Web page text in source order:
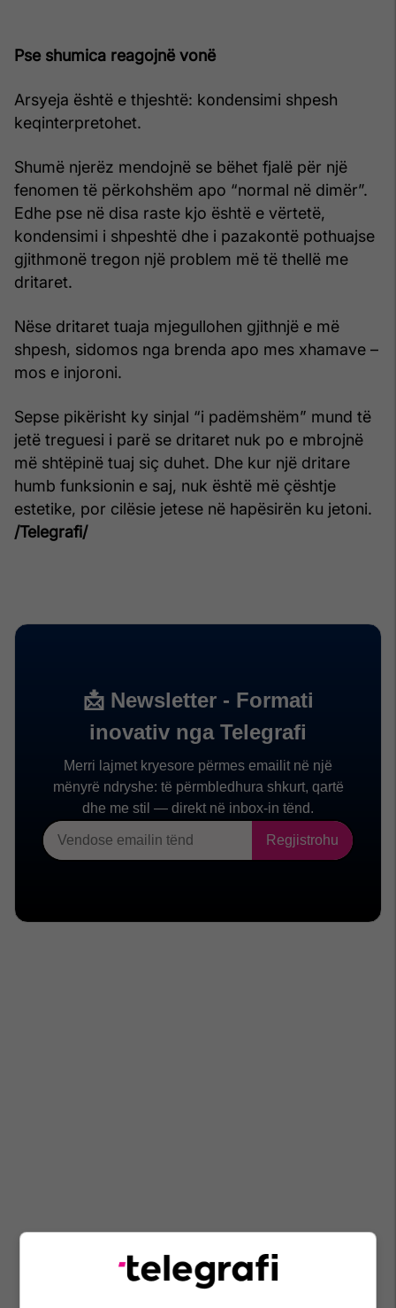
Pse shumica reagojnë vonë
Arsyeja është e thjeshtë: kondensimi shpesh
keqinterpretohet.
Shumë njerëz mendojnë se bëhet fjalë për një
fenomen të përkohshëm apo “normal në dimër”.
Edhe pse në disa raste kjo është e vërtetë,
kondensimi i shpeshtë dhe i pazakontë pothuajse
gjithmonë tregon një problem më të thellë me
dritaret.
Nëse dritaret tuaja mjegullohen gjithnjë e më
shpesh, sidomos nga brenda apo mes xhamave –
mos e injoroni.
Sepse pikërisht ky sinjal “i padëmshëm” mund të
jetë treguesi i parë se dritaret nuk po e mbrojnë
më shtëpinë tuaj siç duhet. Dhe kur një dritare
humb funksionin e saj, nuk është më çështje
estetike, por cilësie jetese në hapësirën ku jetoni.
/Telegrafi/